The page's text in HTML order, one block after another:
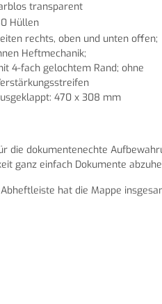
transparent
Hüllen
rechts, oben und unten offen;
Heftmechanik;
4-fach gelochtem Rand; ohne
470 x 308 mm
die dokumentenechte
ganz einfach Dokumente
hat die Mappe